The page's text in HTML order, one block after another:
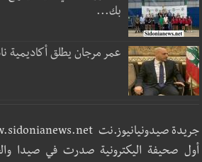
بك...
عمر مرجان يطلق أكاديمية
جريدة صيدونيانيوز.نت www.sidonianews.net